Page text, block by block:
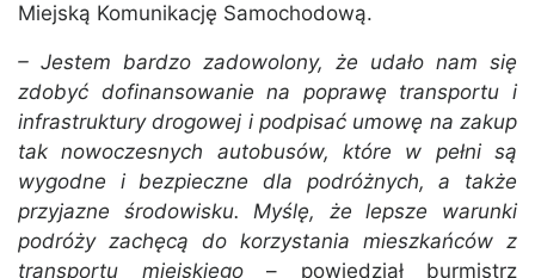
Miejską Komunikację Samochodową.
– Jestem bardzo zadowolony, że udało nam się
zdobyć dofinansowanie na poprawę transportu i
infrastruktury drogowej i podpisać umowę na zakup
tak nowoczesnych autobusów, które w pełni są
wygodne i bezpieczne dla podróżnych, a także
przyjazne środowisku. Myślę, że lepsze warunki
podróży zachęcą do korzystania mieszkańców z
transportu miejskiego– powiedział burmistrz